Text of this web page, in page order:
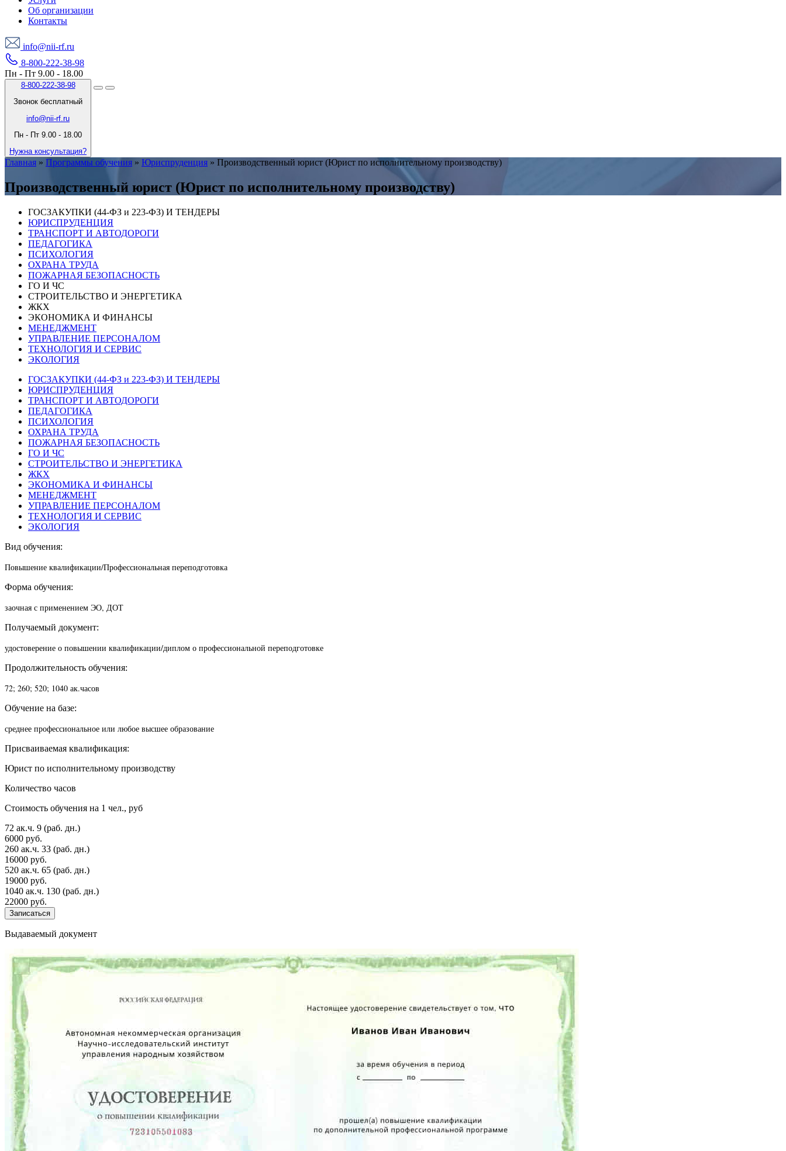
Об организации
Контакты
info@nii-rf.ru
8-800-222-38-98
Пн - Пт 9.00 - 18.00
8-800-222-38-98
Звонок бесплатный
info@nii-rf.ru
Пн - Пт 9.00 - 18.00
Нужна консультация?
Главная » Программы обучения » Юриспруденция » Производственный юрист (Юрист по исполнительному производству)
Производственный юрист (Юрист по исполнительному производству)
ГОСЗАКУПКИ (44-ФЗ и 223-ФЗ) И ТЕНДЕРЫ
ЮРИСПРУДЕНЦИЯ
ТРАНСПОРТ И АВТОДОРОГИ
ПЕДАГОГИКА
ПСИХОЛОГИЯ
ОХРАНА ТРУДА
ПОЖАРНАЯ БЕЗОПАСНОСТЬ
ГО И ЧС
СТРОИТЕЛЬСТВО И ЭНЕРГЕТИКА
ЖКХ
ЭКОНОМИКА И ФИНАНСЫ
МЕНЕДЖМЕНТ
УПРАВЛЕНИЕ ПЕРСОНАЛОМ
ТЕХНОЛОГИЯ И СЕРВИС
ЭКОЛОГИЯ
ГОСЗАКУПКИ (44-ФЗ и 223-ФЗ) И ТЕНДЕРЫ
ЮРИСПРУДЕНЦИЯ
ТРАНСПОРТ И АВТОДОРОГИ
ПЕДАГОГИКА
ПСИХОЛОГИЯ
ОХРАНА ТРУДА
ПОЖАРНАЯ БЕЗОПАСНОСТЬ
ГО И ЧС
СТРОИТЕЛЬСТВО И ЭНЕРГЕТИКА
ЖКХ
ЭКОНОМИКА И ФИНАНСЫ
МЕНЕДЖМЕНТ
УПРАВЛЕНИЕ ПЕРСОНАЛОМ
ТЕХНОЛОГИЯ И СЕРВИС
ЭКОЛОГИЯ
Вид обучения:
Повышение квалификации/Профессиональная переподготовка
Форма обучения:
заочная с применением ЭО, ДОТ
Получаемый документ:
удостоверение о повышении квалификации/диплом о профессиональной переподготовке
Продолжительность обучения:
72; 260; 520; 1040 ак.часов
Обучение на базе:
среднее профессиональное или любое высшее образование
Присваиваемая квалификация:
Юрист по исполнительному производству
Количество часов
Стоимость обучения на 1 чел., руб
72 ак.ч. 9 (раб. дн.)
6000 руб.
260 ак.ч. 33 (раб. дн.)
16000 руб.
520 ак.ч. 65 (раб. дн.)
19000 руб.
1040 ак.ч. 130 (раб. дн.)
22000 руб.
Записаться
Выдаваемый документ